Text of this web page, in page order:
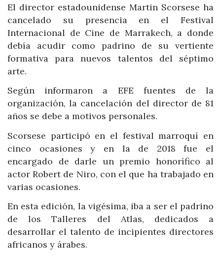
El director estadounidense Martin Scorsese ha
cancelado su presencia en el Festival
Internacional de Cine de Marrakech, a donde
debía acudir como padrino de su vertiente
formativa para nuevos talentos del séptimo
arte.
Según informaron a EFE fuentes de la
organización, la cancelación del director de 81
años se debe a motivos personales.
Scorsese participó en el festival marroquí en
cinco ocasiones y en la de 2018 fue el
encargado de darle un premio honorífico al
actor Robert de Niro, con el que ha trabajado en
varias ocasiones.
En esta edición, la vigésima, iba a ser el padrino
de los Talleres del Atlas, dedicados a
desarrollar el talento de incipientes directores
africanos y árabes.